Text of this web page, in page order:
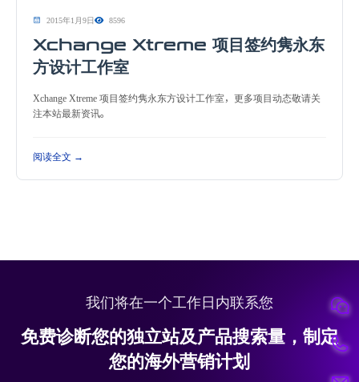
2015年1月9日 8596
Xchange Xtreme 项目签约隽永东
方设计工作室
Xchange Xtreme 项目签约隽永东方设计工作室，更多项目动态敬请关
注本站最新资讯。
阅读全文 →
我们将在一个工作日内联系您
免费诊断您的独立站及产品搜索量，制定
您的海外营销计划